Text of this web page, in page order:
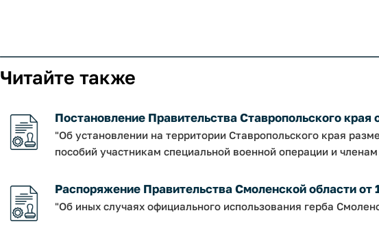
Читайте также
Постановление Правительства Ставропольского края
"Об установлении на территории Ставропольского края
пособий участникам специальной военной операции и
Распоряжение Правительства Смоленской области от
"Об иных случаях официального использования герба